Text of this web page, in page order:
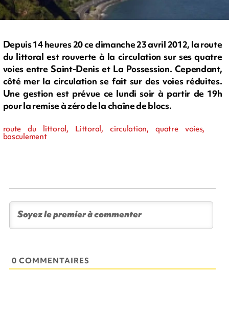
Depuis 14 heures 20 ce dimanche 23 avril 2012, la route
du littoral est rouverte à la circulation sur ses quatre
voies entre Saint-Denis et La Possession. Cependant,
côté mer la circulation se fait sur des voies réduites.
Une gestion est prévue ce lundi soir à partir de 19h
pour la remise à zéro de la chaîne de blocs.
route du littoral, Littoral, circulation, quatre voies,
basculement
0 COMMENTAIRES